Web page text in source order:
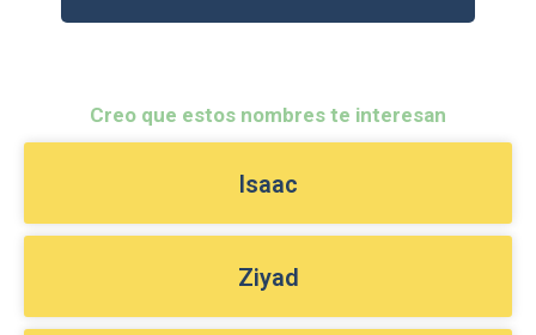
Creo que estos nombres te interesan
Isaac
Ziyad